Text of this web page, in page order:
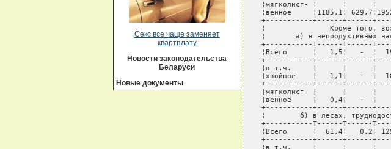
Секс все чаще заменяет
квартплату
Новости законодательства
Беларуси
Новые документы